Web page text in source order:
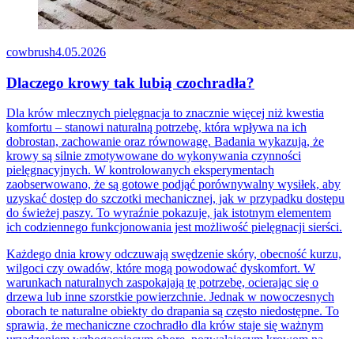
cowbrush4.05.2026
Dlaczego krowy tak lubią czochradła?
Dla krów mlecznych pielęgnacja to znacznie więcej niż kwestia
komfortu – stanowi naturalną potrzebę, która wpływa na ich
dobrostan, zachowanie oraz równowagę. Badania wykazują, że
krowy są silnie zmotywowane do wykonywania czynności
pielęgnacyjnych. W kontrolowanych eksperymentach
zaobserwowano, że są gotowe podjąć porównywalny wysiłek, aby
uzyskać dostęp do szczotki mechanicznej, jak w przypadku dostępu
do świeżej paszy. To wyraźnie pokazuje, jak istotnym elementem
ich codziennego funkcjonowania jest możliwość pielęgnacji sierści.
Każdego dnia krowy odczuwają swędzenie skóry, obecność kurzu,
wilgoci czy owadów, które mogą powodować dyskomfort. W
warunkach naturalnych zaspokajają tę potrzebę, ocierając się o
drzewa lub inne szorstkie powierzchnie. Jednak w nowoczesnych
oborach te naturalne obiekty do drapania są często niedostępne. To
sprawia, że mechaniczne czochradło dla krów staje się ważnym